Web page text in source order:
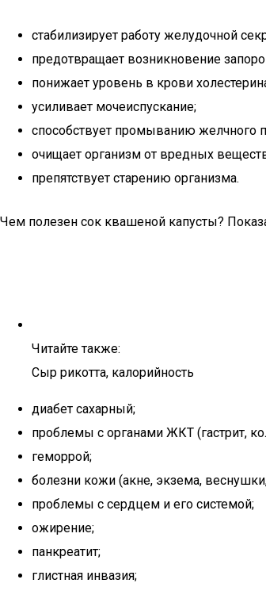
стабилизирует работу желудочной
предотвращает возникновение
понижает уровень в крови
усиливает мочеиспускание;
способствует промыванию желчного
очищает организм от вредных
препятствует старению организма.
Чем полезен сок квашеной капусты?
Читайте также:
Сыр рикотта, калорийность
диабет сахарный;
проблемы с органами ЖКТ (гастрит,
геморрой;
болезни кожи (акне, экзема,
проблемы с сердцем и его системой;
ожирение;
панкреатит;
глистная инвазия;